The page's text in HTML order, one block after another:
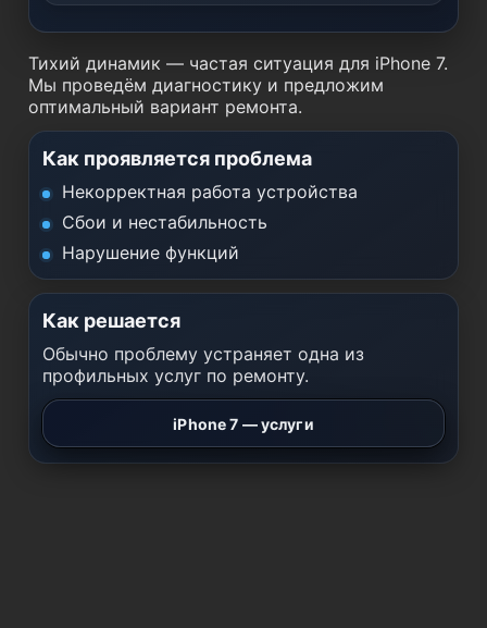
Тихий динамик — частая ситуация для iPhone 7.
Мы проведём диагностику и предложим
оптимальный вариант ремонта.
Как проявляется проблема
Некорректная работа устройства
Сбои и нестабильность
Нарушение функций
Как решается
Обычно проблему устраняет одна из
профильных услуг по ремонту.
iPhone 7 — услуги